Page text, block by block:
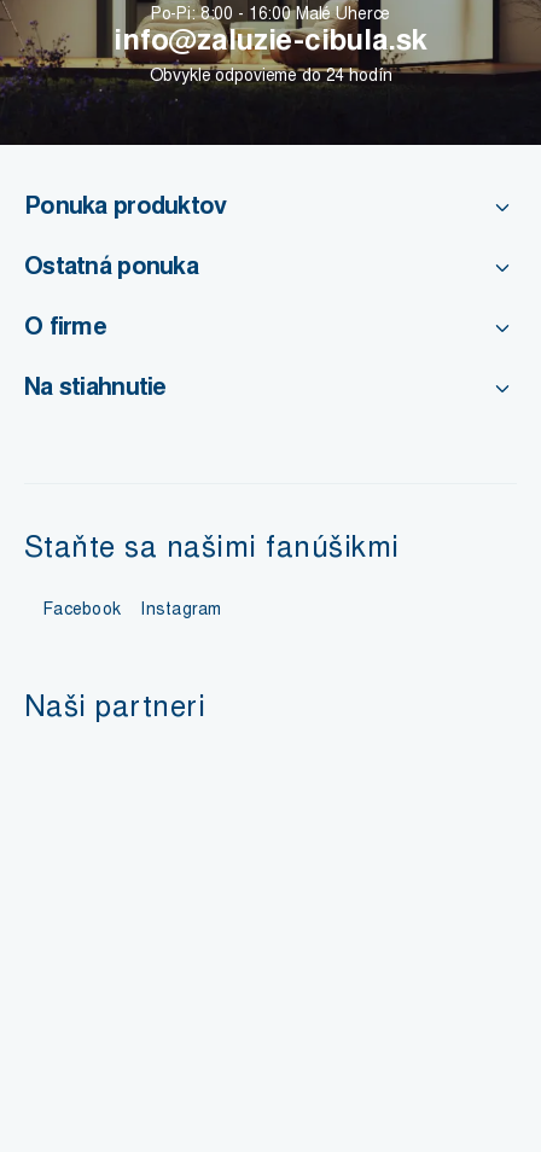
Po-Pi: 8:00 - 16:00 Malé Uherce
info@zaluzie-cibula.sk
Obvykle odpovieme do 24 hodín
Ponuka produktov
Ostatná ponuka
O firme
Na stiahnutie
Staňte sa našimi fanúšikmi
Facebook Instagram
Naši partneri